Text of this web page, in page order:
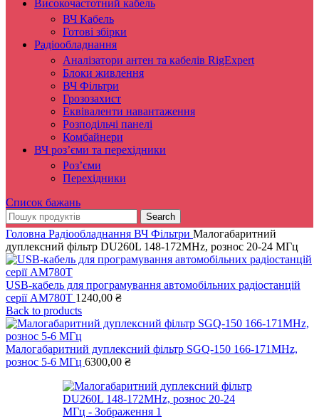
Високочастотний кабель
ВЧ Кабель
Готові збірки
Радіообладнання
Аналізатори антен та кабелів RigExpert
Блоки живлення
ВЧ Фільтри
Грозозахист
Еквіваленти навантаження
Розподільчі панелі
Комбайнери
ВЧ роз’єми та перехідники
Роз’єми
Перехідники
Список бажань
Search
Головна Радіообладнання ВЧ Фільтри Малогабаритний
дуплексний фільтр DU260L 148-172MHz, рознос 20-24 МГц
USB-кабель для програмування автомобільних радіостанцій
серії AM780T 1240,00 ₴
Back to products
Малогабаритний дуплексний фільтр SGQ-150 166-171MHz,
рознос 5-6 МГц 6300,00 ₴